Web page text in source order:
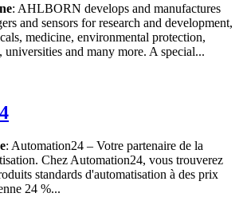
: AHLBORN develops and manufactures
and sensors for research and development,
medicine, environmental protection,
and many more. A special...
: Automation24 – Votre partenaire de la
Chez Automation24, vous trouverez
standards d'automatisation à des prix
24 %...